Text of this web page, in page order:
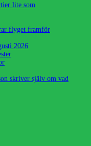
lite som
flyget framför
2026
skriver själv om vad